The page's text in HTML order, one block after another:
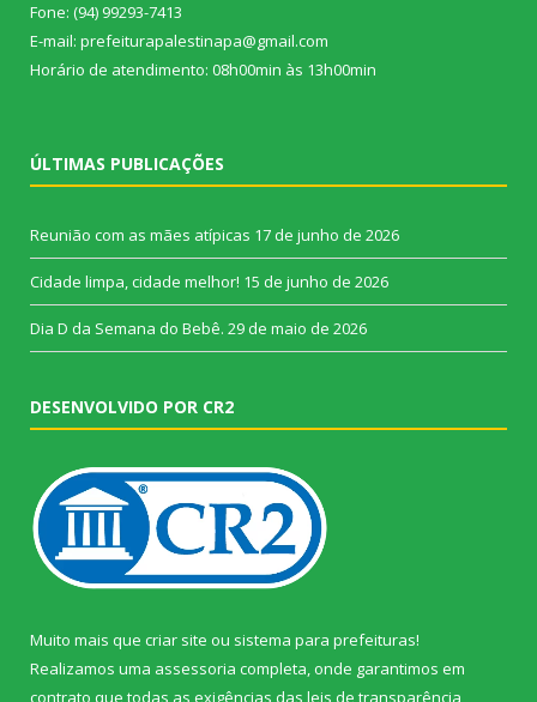
Fone: (94) 99293-7413
E-mail: prefeiturapalestinapa@gmail.com
Horário de atendimento: 08h00min às 13h00min
ÚLTIMAS PUBLICAÇÕES
Reunião com as mães atípicas 17 de junho de 2026
Cidade limpa, cidade melhor! 15 de junho de 2026
Dia D da Semana do Bebê. 29 de maio de 2026
DESENVOLVIDO POR CR2
Muito mais que criar site ou sistema para prefeituras!
Realizamos uma assessoria completa, onde garantimos em
contrato que todas as exigências das leis de transparência